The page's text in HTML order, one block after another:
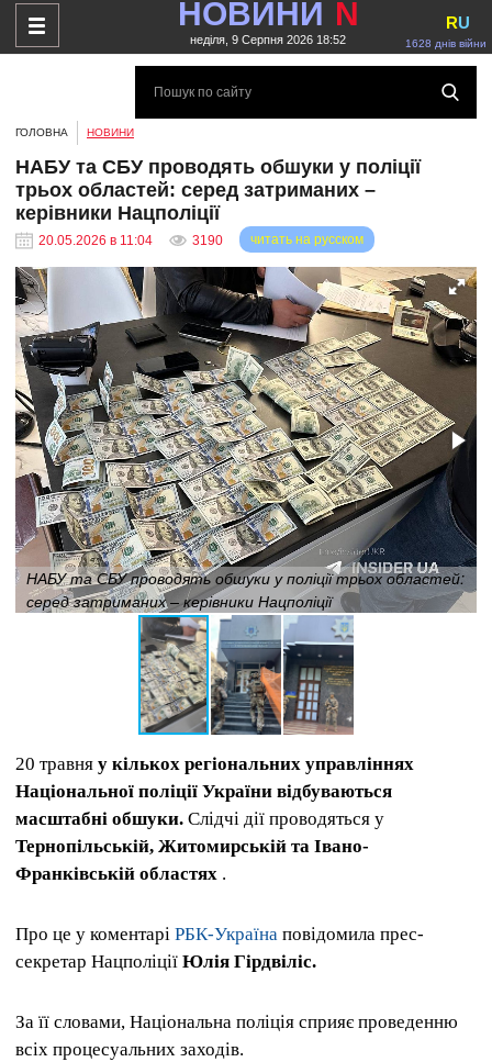
НОВИНИ N
неділя, 9 Серпня 2026 18:52 1628 днів війни
RU
ГОЛОВНА НОВИНИ
НАБУ та СБУ проводять обшуки у поліції
трьох областей: серед затриманих –
керівники Нацполіції
20.05.2026 в 11:04 3190 читать на русском
НАБУ та СБУ проводять обшуки у поліції трьох областей:
серед затриманих – керівники Нацполіції
20 травня у кількох регіональних управліннях
Національної поліції України відбуваються
масштабні обшуки. Слідчі дії проводяться у
Тернопільській, Житомирській та Івано-
Франківській областях .
Про це у коментарі РБК-Україна повідомила прес-
секретар Нацполіції Юлія Гірдвіліс.
За її словами, Національна поліція сприяє проведенню
всіх процесуальних заходів.